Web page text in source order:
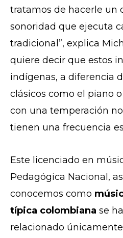
tratamos de hacerle un
sonoridad que ejecuta
tradicional”, explica
quiere decir que estos
indígenas, a diferencia
clásicos como el piano
con una temperación
tienen una frecuencia
Este licenciado en
Pedagógica Nacional,
conocemos como
típica colombiana se ha
relacionado